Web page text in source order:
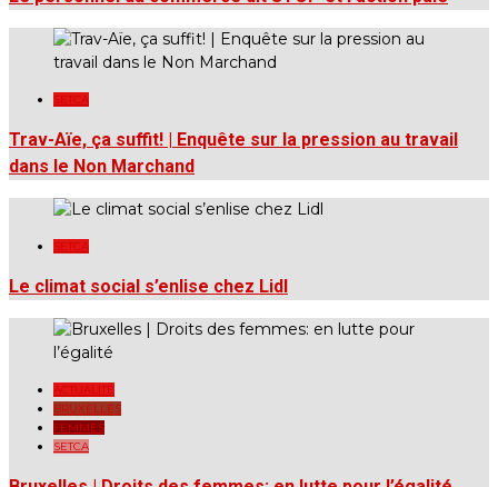
Trav-Aïe, ça suffit! | Enquête sur la pression au travail
dans le Non Marchand
Le climat social s’enlise chez Lidl
BRUXELLES
FEMMES
SETCA